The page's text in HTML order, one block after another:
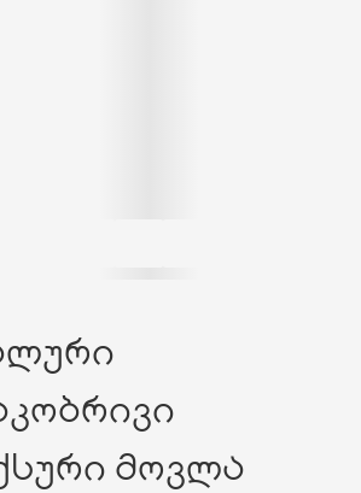
მოვლა